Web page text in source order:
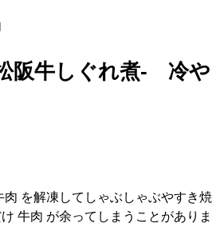
阪牛しぐれ煮- 冷や
！
肉 を解凍してしゃぶしゃぶやすき焼
牛肉 が余ってしまうことがありま